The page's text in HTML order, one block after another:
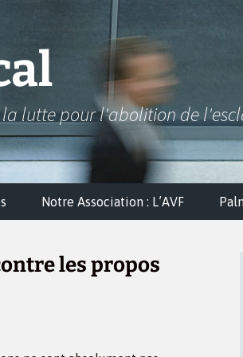
lutte pour l'abolition de
Notre Association : L’AVF
les propos